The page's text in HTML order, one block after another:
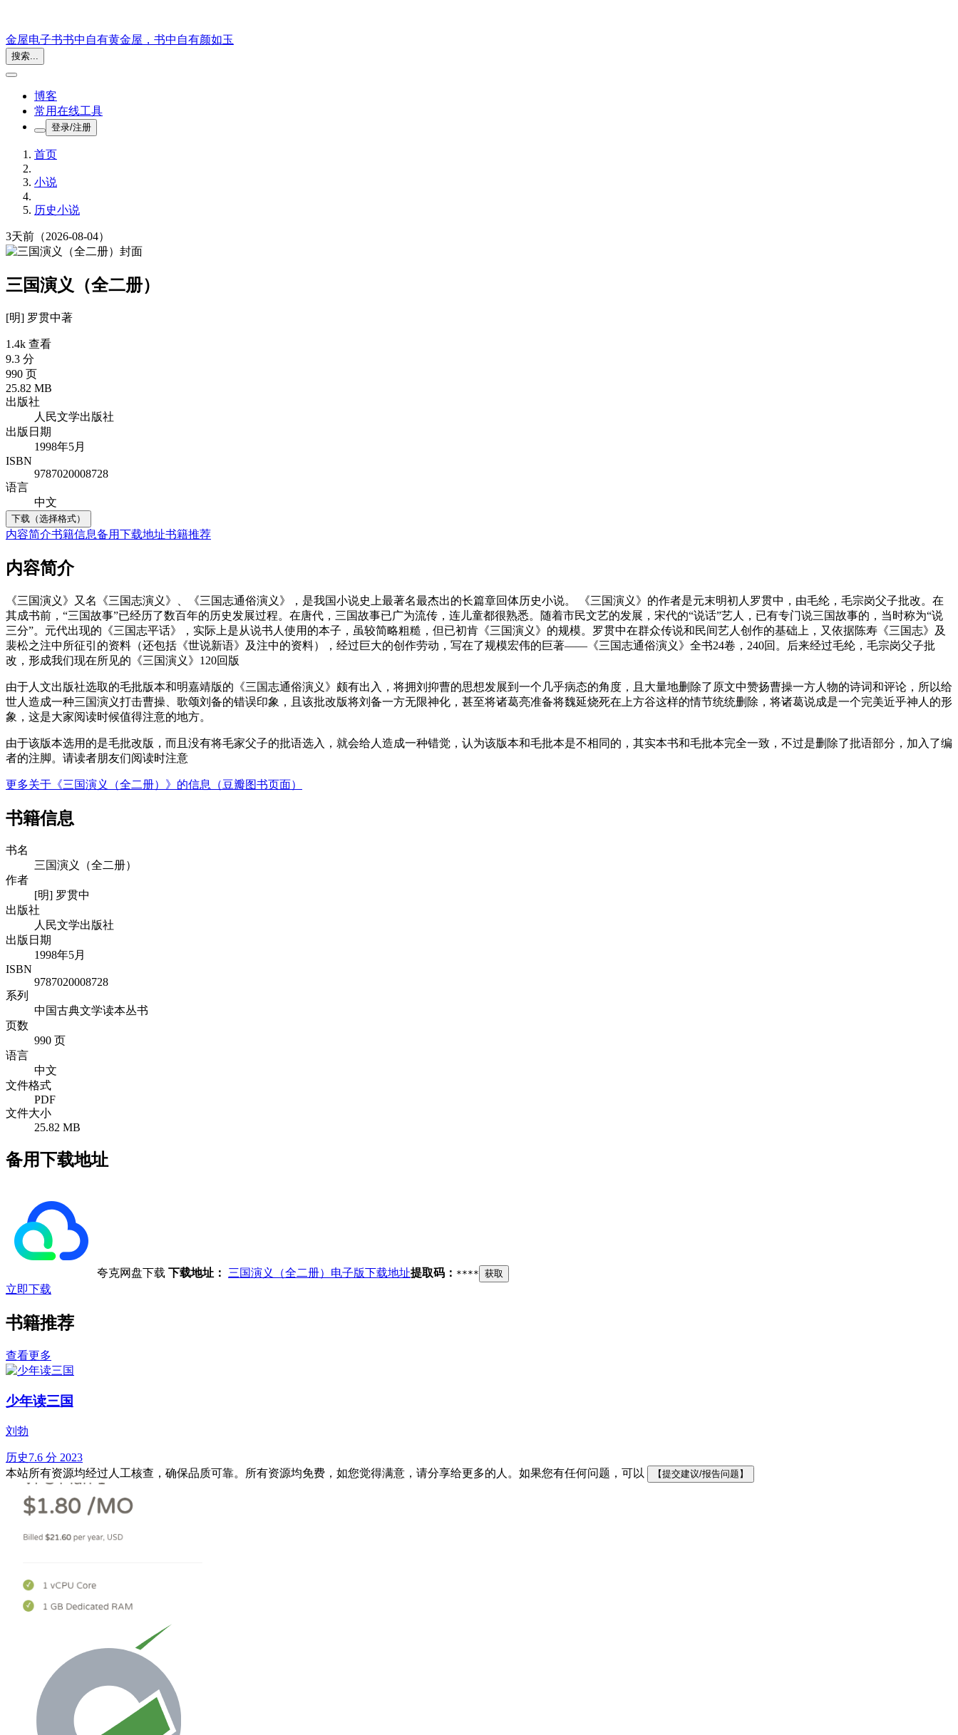
金屋电子书书中自有黄金屋，书中自有颜如玉
搜索...
博客
常用在线工具
登录/注册
首页
小说
历史小说
3天前 （2026-08-04）
三国演义（全二册）
[明] 罗贯中著
1.4k 查看
9.3 分
990 页
25.82 MB
出版社
人民文学出版社
出版日期
1998年5月
ISBN
9787020008728
语言
中文
下载（选择格式）
内容简介书籍信息备用下载地址书籍推荐
内容简介
《三国演义》又名《三国志演义》、《三国志通俗演义》，是我国小说史上最著名最杰出的长篇章回体历史小说。 《三国演义》的作者是元末明初人罗贯中，由毛纶，毛宗岗父子批改。在
其成书前，“三国故事”已经历了数百年的历史发展过程。在唐代，三国故事已广为流传，连儿童都很熟悉。随着市民文艺的发展，宋代的“说话”艺人，已有专门说三国故事的，当时称为“说
三分”。元代出现的《三国志平话》，实际上是从说书人使用的本子，虽较简略粗糙，但已初肯《三国演义》的规模。罗贯中在群众传说和民间艺人创作的基础上，又依据陈寿《三国志》及
裴松之注中所征引的资料（还包括《世说新语》及注中的资料），经过巨大的创作劳动，写在了规模宏伟的巨著——《三国志通俗演义》全书24卷，240回。后来经过毛纶，毛宗岗父子批
改，形成我们现在所见的《三国演义》120回版
由于人文出版社选取的毛批版本和明嘉靖版的《三国志通俗演义》颇有出入，将拥刘抑曹的思想发展到一个几乎病态的角度，且大量地删除了原文中赞扬曹操一方人物的诗词和评论，所以给
世人造成一种三国演义打击曹操、歌颂刘备的错误印象，且该批改版将刘备一方无限神化，甚至将诸葛亮准备将魏延烧死在上方谷这样的情节统统删除，将诸葛说成是一个完美近乎神人的形
象，这是大家阅读时候值得注意的地方。
由于该版本选用的是毛批改版，而且没有将毛家父子的批语选入，就会给人造成一种错觉，认为该版本和毛批本是不相同的，其实本书和毛批本完全一致，不过是删除了批语部分，加入了编
者的注脚。请读者朋友们阅读时注意
更多关于《三国演义（全二册）》的信息（豆瓣图书页面）
书籍信息
书名
三国演义（全二册）
作者
[明] 罗贯中
出版社
人民文学出版社
出版日期
1998年5月
ISBN
9787020008728
系列
中国古典文学读本丛书
页数
990 页
语言
中文
文件格式
PDF
文件大小
25.82 MB
备用下载地址
夸克网盘下载 下载地址： 三国演义（全二册）电子版下载地址提取码： **** 获取
立即下载
书籍推荐
查看更多
少年读三国
刘勃
历史7.6 分 2023
本站所有资源均经过人工核查，确保品质可靠。所有资源均免费，如您觉得满意，请分享给更多的人。如果您有任何问题，可以
【提交建议/报告问题】